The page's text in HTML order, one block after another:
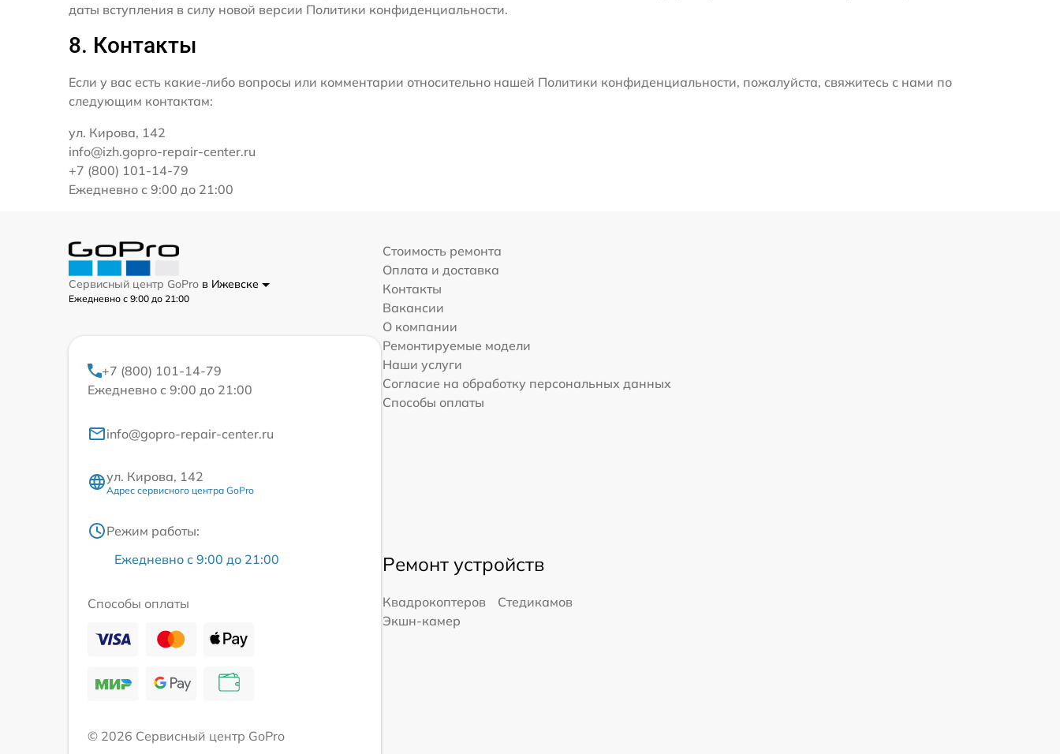
даты вступления в силу новой версии Политики конфиденциальности.
8. Контакты
Если у вас есть какие-либо вопросы или комментарии относительно нашей Политики конфиденциальности, пожалуйста, свяжитесь с нами по
следующим контактам:
ул. Кирова, 142
info@izh.gopro-repair-center.ru
+7 (800) 101-14-79
Ежедневно с 9:00 до 21:00
Сервисный центр GoPro в Ижевске
Ежедневно с 9:00 до 21:00
+7 (800) 101-14-79
Ежедневно с 9:00 до 21:00
info@gopro-repair-center.ru
ул. Кирова, 142
Адрес сервисного центра GoPro
Режим работы:
Ежедневно с 9:00 до 21:00
Способы оплаты
© 2026 Сервисный центр GoPro
Стоимость ремонта
Оплата и доставка
Контакты
Вакансии
О компании
Ремонтируемые модели
Наши услуги
Согласие на обработку персональных данных
Способы оплаты
Ремонт устройств
Квадрокоптеров
Стедикамов
Экшн-камер